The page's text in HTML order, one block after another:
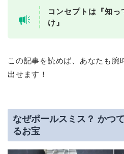
コンセプトは『知
け』
この記事を読めば、あなたも腕
出せます！
なぜポールスミス？ かつ
るお宝